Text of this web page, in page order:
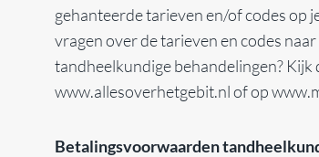
gehanteerde tarieven en/of codes op
vragen over de tarieven en codes
tandheelkundige behandelingen? Kijk
www.allesoverhetgebit.nl of op
Betalingsvoorwaarden